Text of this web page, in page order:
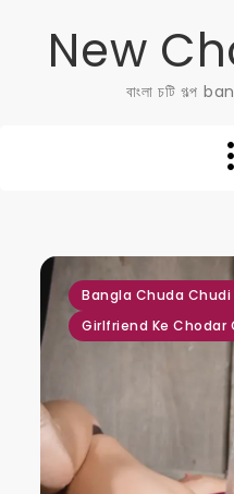
New
বাংলা চটি
Bangla Chuda Chudi
Girlfriend Ke Chodar